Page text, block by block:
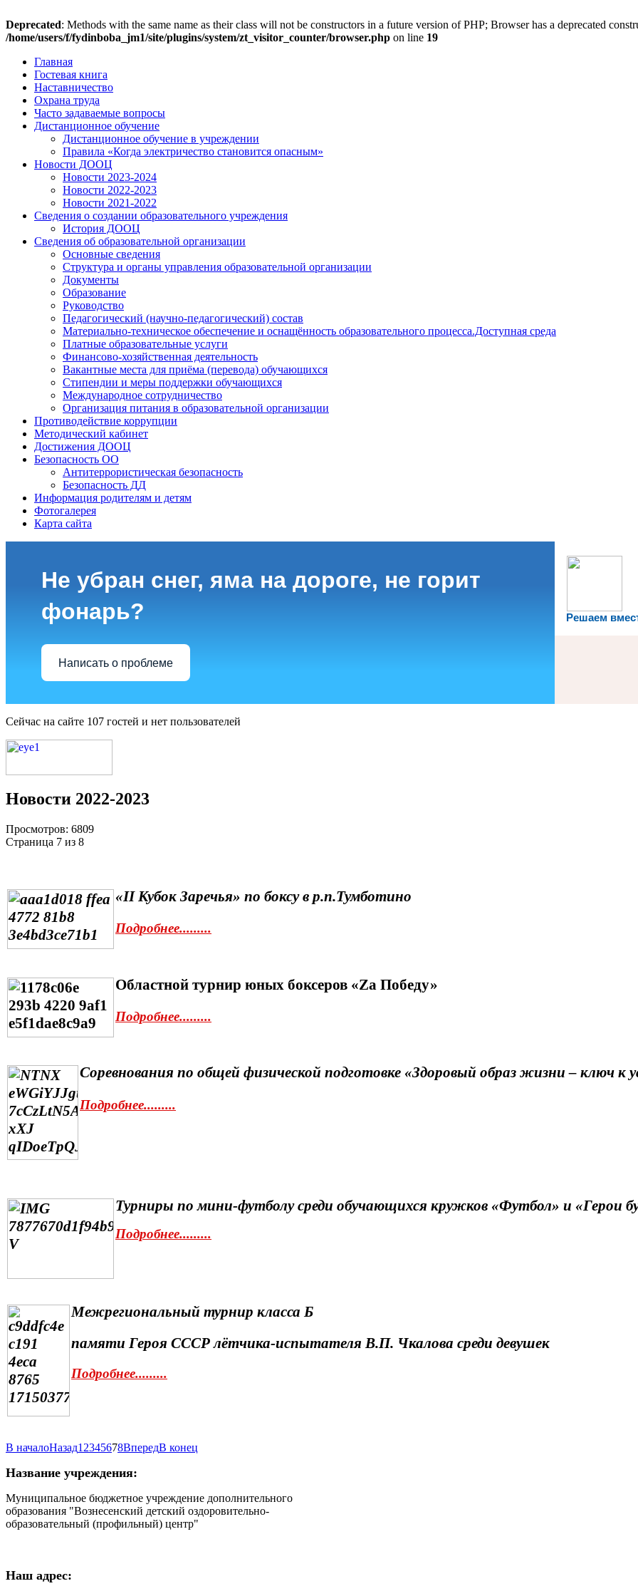
Deprecated: Methods with the same name as their class will not be constructors in a future version of PHP; Browser has a deprecated
/home/users/f/fydinboba_jm1/site/plugins/system/zt_visitor_counter/browser.php on line 19
Главная
Гостевая книга
Наставничество
Охрана труда
Часто задаваемые вопросы
Дистанционное обучение
Дистанционное обучение в учреждении
Правила «Когда электричество становится опасным»
Новости ДООЦ
Новости 2023-2024
Новости 2022-2023
Новости 2021-2022
Сведения о создании образовательного учреждения
История ДООЦ
Сведения об образовательной организации
Основные сведения
Структура и органы управления образовательной организации
Документы
Образование
Руководство
Педагогический (научно-педагогический) состав
Материально-техническое обеспечение и оснащённость образовательного процесса.Доступная среда
Платные образовательные услуги
Финансово-хозяйственная деятельность
Вакантные места для приёма (перевода) обучающихся
Стипендии и меры поддержки обучающихся
Международное сотрудничество
Организация питания в образовательной организации
Противодействие коррупции
Методический кабинет
Достижения ДООЦ
Безопасность ОО
Антитеррористическая безопасность
Безопасность ДД
Информация родителям и детям
Фотогалерея
Карта сайта
Решаем
Не убран снег, яма на дороге, не горит
фонарь?
Написать о проблеме
Сейчас на сайте 107 гостей и нет пользователей
Новости 2022-2023
Просмотров: 6809
Страница 7 из 8
«IIКубок Заречья» по боксу в р.п.Тумботино
Подробнее.........
Областной турнир юных боксеров «Zа Победу»
Подробнее.........
Соревнования по общей физической подготовке «Здоровый образ жизни – ключ к
Подробнее.........
Турниры по мини-футболу среди обучающихся кружков «Футбол» и «Герои
Подробнее.........
Межрегиональный турнир класса Б
памяти Героя СССР лётчика-испытателя В.П. Чкалова среди девушек
Подробнее.........
В началоНазад1 2345678ВпередВ конец
Название учреждения:
Муниципальное бюджетное учреждение дополнительного
образования "Вознесенский детский оздоровительно-
образовательный (профильный) центр"
Наш адрес: